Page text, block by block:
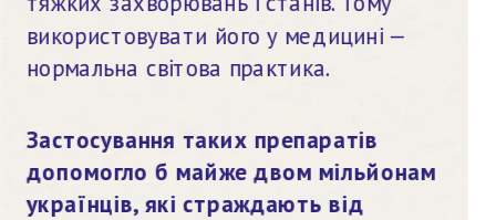
використовувати його у медицині —
нормальна світова практика.
Застосування таких препаратів
допомогло б майже двом мільйонам
українців, які страждають від